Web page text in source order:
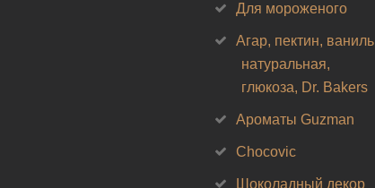
Для мороженого
Агар, пектин, ваниль
натуральная,
глюкоза, Dr. Bakers
Ароматы Guzman
Chocovic
Шоколадный декор